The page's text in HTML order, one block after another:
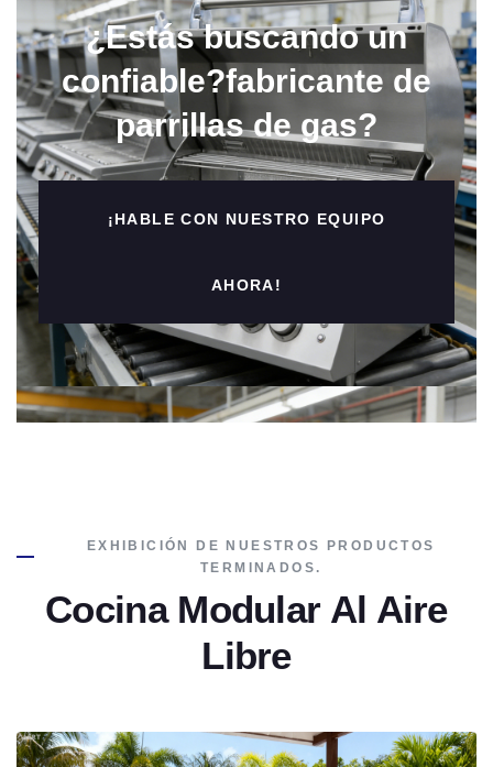
principales mercados de exportación.
Ofrezca información profesional sobre el mercado
para potenciar su negocio de parrilladas
¿Estás buscando un
confiable?fabricante de
parrillas de gas?
¡HABLE CON NUESTRO EQUIPO
AHORA!
EXHIBICIÓN DE NUESTROS PRODUCTOS
TERMINADOS.
Cocina Modular Al Aire
Libre